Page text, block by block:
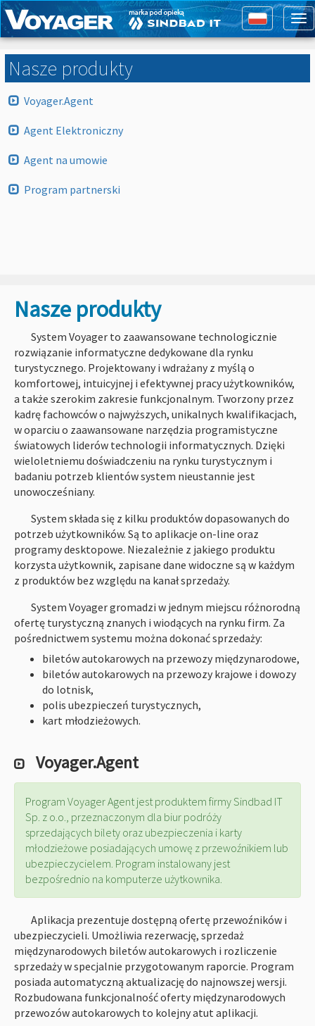
Nasze produkty
Voyager.Agent
Agent Elektroniczny
Agent na umowie
Program partnerski
Nasze produkty
System Voyager to zaawansowane technologicznie
rozwiązanie informatyczne dedykowane dla rynku
turystycznego. Projektowany i wdrażany z myślą o
komfortowej, intuicyjnej i efektywnej pracy użytkowników,
a także szerokim zakresie funkcjonalnym. Tworzony przez
kadrę fachowców o najwyższych, unikalnych kwalifikacjach,
w oparciu o zaawansowane narzędzia programistyczne
światowych liderów technologii informatycznych. Dzięki
wieloletniemu doświadczeniu na rynku turystycznym i
badaniu potrzeb klientów system nieustannie jest
unowocześniany.
System składa się z kilku produktów dopasowanych do
potrzeb użytkowników. Są to aplikacje on-line oraz
programy desktopowe. Niezależnie z jakiego produktu
korzysta użytkownik, zapisane dane widoczne są w każdym
z produktów bez względu na kanał sprzedaży.
System Voyager gromadzi w jednym miejscu różnorodną
ofertę turystyczną znanych i wiodących na rynku firm. Za
pośrednictwem systemu można dokonać sprzedaży:
biletów autokarowych na przewozy międzynarodowe,
biletów autokarowych na przewozy krajowe i dowozy
do lotnisk,
polis ubezpieczeń turystycznych,
kart młodzieżowych.
Voyager.Agent
Program Voyager Agent jest produktem firmy Sindbad IT
Sp. z o.o., przeznaczonym dla biur podróży
sprzedających bilety oraz ubezpieczenia i karty
młodzieżowe posiadających umowę z przewoźnikiem lub
ubezpieczycielem. Program instalowany jest
bezpośrednio na komputerze użytkownika.
Aplikacja prezentuje dostępną ofertę przewoźników i
ubezpieczycieli. Umożliwia rezerwację, sprzedaż
międzynarodowych biletów autokarowych i rozliczenie
sprzedaży w specjalnie przygotowanym raporcie. Program
posiada automatyczną aktualizację do najnowszej wersji.
Rozbudowana funkcjonalność oferty międzynarodowych
przewozów autokarowych to kolejny atut aplikacji.